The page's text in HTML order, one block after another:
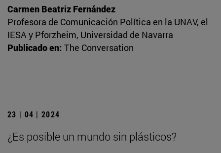
Carmen Beatriz Fernández
Profesora de Comunicación Política en la UNAV, el
IESA y Pforzheim, Universidad de Navarra
Publicado en: The Conversation
23 | 04 | 2024
¿Es posible un mundo sin plásticos?